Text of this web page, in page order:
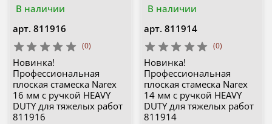
В наличии
арт. 811916
(0)
Новинка!
Профессиональная
плоская стамеска Narex
16 мм с ручкой HEAVY
DUTY для тяжелых работ
811916
В наличии
арт. 811914
(0)
Новинка!
Профессиональная
плоская стамеска Narex
14 мм с ручкой HEAVY
DUTY для тяжелых работ
811914